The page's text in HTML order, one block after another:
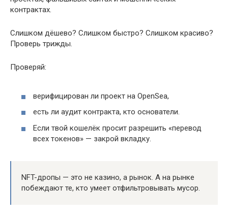
контрактах.
Слишком дёшево? Слишком быстро? Слишком красиво?
Проверь трижды.
Проверяй:
верифицирован ли проект на OpenSea,
есть ли аудит контракта, кто основатели.
Если твой кошелёк просит разрешить «перевод
всех токенов» — закрой вкладку.
NFT-дропы — это не казино, а рынок. А на рынке
побеждают те, кто умеет отфильтровывать мусор.